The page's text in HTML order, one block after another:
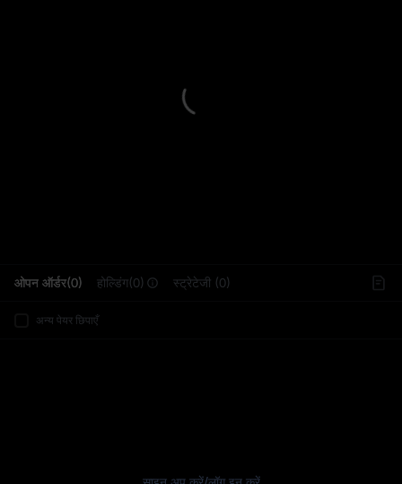
ओपन ऑर्डर(0) होल्डिंग(0) स्ट्रेटेजी (0)
अन्य पेयर छिपाएँ